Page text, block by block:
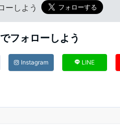
ーしよう
フォローしよう
Instagram LINE